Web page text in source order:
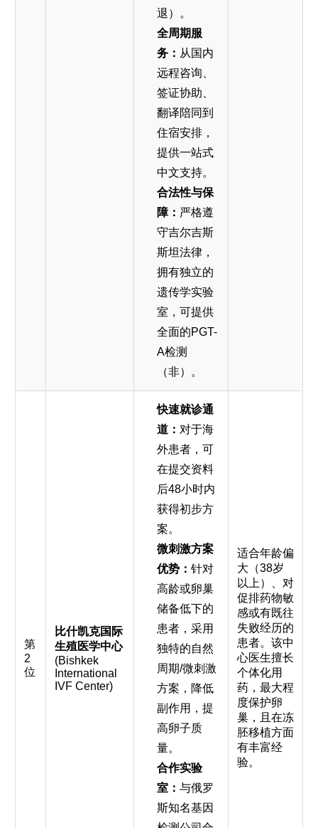
退）。
全周期服
务： 从国内
远程咨询、
签证协助、
翻译陪同到
住宿安排，
提供一站式
中文支持。
合法性与保
障： 严格遵
守吉尔吉斯
斯坦法律，
拥有独立的
遗传学实验
室，可提供
全面的PGT-
A检测
（非）。
第
2
位
比什凯克国际
生殖医学中心
(Bishkek
International
IVF Center)
快速就诊通
道： 对于海
外患者，可
在提交资料
后48小时内
获得初步方
案。
微刺激方案
优势： 针对
高龄或卵巢
储备低下的
患者，采用
独特的自然
周期/微刺激
方案，降低
副作用，提
高卵子质
量。
合作实验
室： 与俄罗
斯知名基因
适合年龄偏
大（38岁
以上）、对
促排药物敏
感或有既往
失败经历的
患者。该中
心医生擅长
个体化用
药，最大程
度保护卵
巢，且在冻
胚移植方面
有丰富经
验。